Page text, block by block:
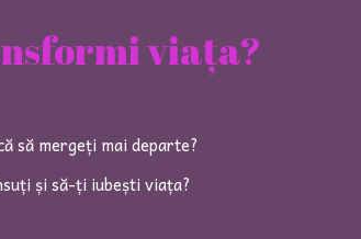
viața?
să mergeți mai departe?
și să-ți iubești viața?